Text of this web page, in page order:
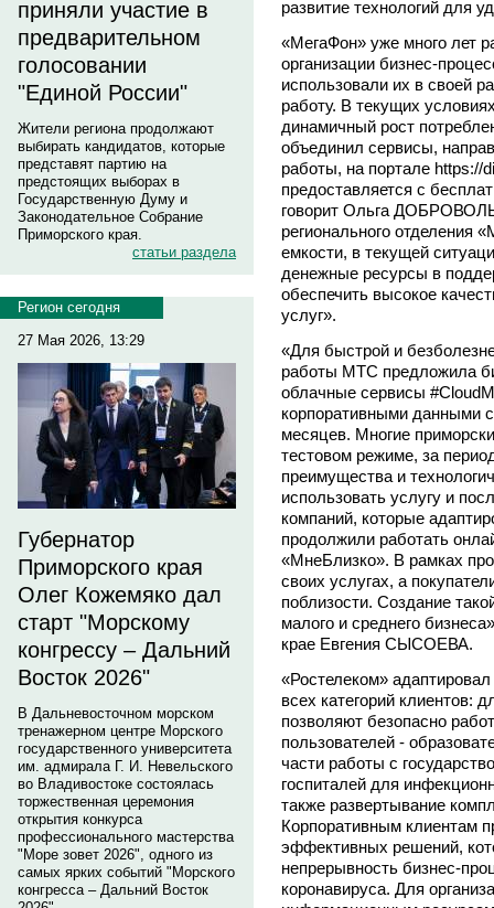
приняли участие в
предварительном
голосовании
"Единой России"
Жители региона продолжают
выбирать кандидатов, которые
представят партию на
предстоящих выборах в
Государственную Думу и
Законодательное Собрание
Приморского края.
статьи раздела
Регион сегодня
27 Мая 2026, 13:29
Губернатор
Приморского края
Олег Кожемяко дал
старт "Морскому
конгрессу – Дальний
Восток 2026"
В Дальневосточном морском
тренажерном центре Морского
государственного университета
им. адмирала Г. И. Невельского
во Владивостоке состоялась
торжественная церемония
открытия конкурса
профессионального мастерства
"Море зовет 2026", одного из
самых ярких событий "Морского
конгресса – Дальний Восток
развитие технологий для
«МегаФон» уже много лет
организации бизнес-
использовали их в своей
работу. В текущих
динамичный рост
объединил сервисы,
работы, на портале https://
предоставляется с
говорит Ольга
регионального отделения
емкости, в текущей
денежные ресурсы в
обеспечить высокое
услуг».
«Для быстрой и
работы МТС предложила
облачные сервисы
корпоративными данными
месяцев. Многие
тестовом режиме, за
преимущества и
использовать услугу и
компаний, которые
продолжили работать
«МнеБлизко». В рамках
своих услугах, а
поблизости. Создание
малого и среднего
крае Евгения СЫСОЕВА.
«Ростелеком»
всех категорий клиентов:
позволяют безопасно
пользователей -
части работы с
госпиталей для
также развертывание
Корпоративным клиентам
эффективных решений,
непрерывность бизнес-
коронавируса. Для